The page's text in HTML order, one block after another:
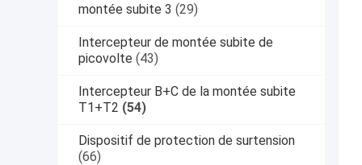
montée subite 3 (29)
Intercepteur de montée subite de
picovolte (43)
Intercepteur B+C de la montée subite
T1+T2 (54)
Dispositif de protection de surtension
(66)